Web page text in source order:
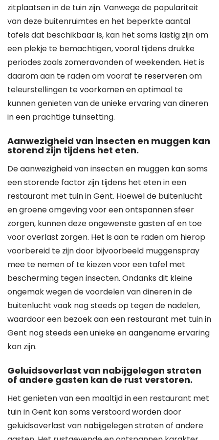
zitplaatsen in de tuin zijn. Vanwege de populariteit
van deze buitenruimtes en het beperkte aantal
tafels dat beschikbaar is, kan het soms lastig zijn om
een plekje te bemachtigen, vooral tijdens drukke
periodes zoals zomeravonden of weekenden. Het is
daarom aan te raden om vooraf te reserveren om
teleurstellingen te voorkomen en optimaal te
kunnen genieten van de unieke ervaring van dineren
in een prachtige tuinsetting.
Aanwezigheid van insecten en muggen kan
storend zijn tijdens het eten.
De aanwezigheid van insecten en muggen kan soms
een storende factor zijn tijdens het eten in een
restaurant met tuin in Gent. Hoewel de buitenlucht
en groene omgeving voor een ontspannen sfeer
zorgen, kunnen deze ongewenste gasten af en toe
voor overlast zorgen. Het is aan te raden om hierop
voorbereid te zijn door bijvoorbeeld muggenspray
mee te nemen of te kiezen voor een tafel met
bescherming tegen insecten. Ondanks dit kleine
ongemak wegen de voordelen van dineren in de
buitenlucht vaak nog steeds op tegen de nadelen,
waardoor een bezoek aan een restaurant met tuin in
Gent nog steeds een unieke en aangename ervaring
kan zijn.
Geluidsoverlast van nabijgelegen straten
of andere gasten kan de rust verstoren.
Het genieten van een maaltijd in een restaurant met
tuin in Gent kan soms verstoord worden door
geluidsoverlast van nabijgelegen straten of andere